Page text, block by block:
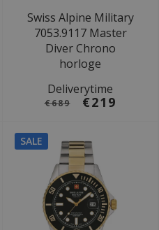
Swiss Alpine Military
7053.9117 Master
Diver Chrono
horloge
Deliverytime
€689 €219
SALE